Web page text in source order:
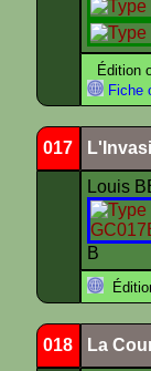
Édition
Fiche
017
Louis
B
018 La